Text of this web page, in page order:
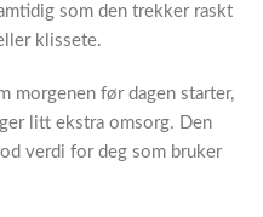
som den trekker raskt
klissete.
morgenen før dagen starter,
litt ekstra omsorg. Den
verdi for deg som bruker